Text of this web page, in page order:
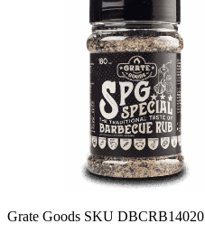
Grate Goods SKU DBCRB14020